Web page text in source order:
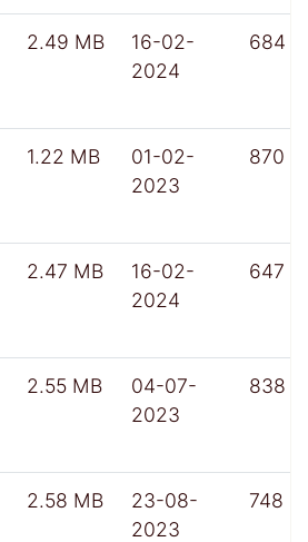
2.49 MB
16-02-
2024
684
1.22 MB
01-02-
2023
870
2.47 MB
16-02-
2024
647
2.55 MB
04-07-
2023
838
2.58 MB
23-08-
2023
748